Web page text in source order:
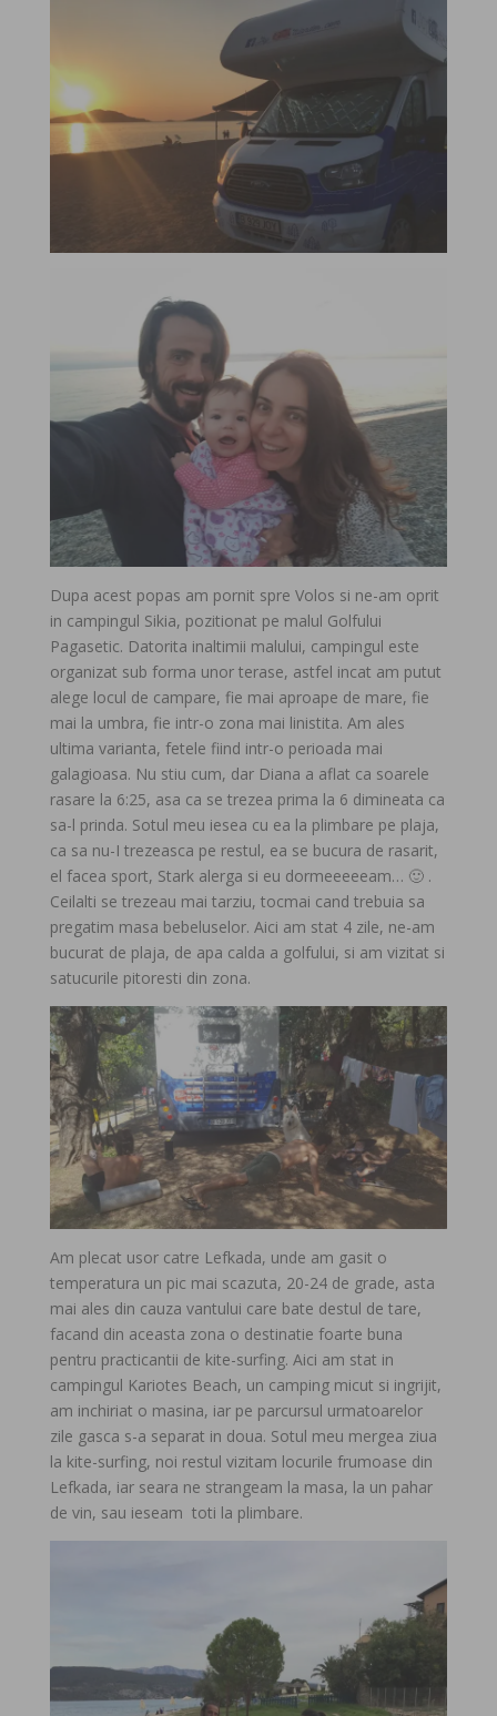
Dupa acest popas am pornit spre Volos si ne-am oprit
in campingul Sikia, pozitionat pe malul Golfului
Pagasetic. Datorita inaltimii malului, campingul este
organizat sub forma unor terase, astfel incat am putut
alege locul de campare, fie mai aproape de mare, fie
mai la umbra, fie intr-o zona mai linistita. Am ales
ultima varianta, fetele fiind intr-o perioada mai
galagioasa. Nu stiu cum, dar Diana a aflat ca soarele
rasare la 6:25, asa ca se trezea prima la 6 dimineata ca
sa-l prinda. Sotul meu iesea cu ea la plimbare pe plaja,
ca sa nu-I trezeasca pe restul, ea se bucura de rasarit,
el facea sport, Stark alerga si eu dormeeeeeam… 🙂 .
Ceilalti se trezeau mai tarziu, tocmai cand trebuia sa
pregatim masa bebeluselor. Aici am stat 4 zile, ne-am
bucurat de plaja, de apa calda a golfului, si am vizitat si
satucurile pitoresti din zona.
Am plecat usor catre Lefkada, unde am gasit o
temperatura un pic mai scazuta, 20-24 de grade, asta
mai ales din cauza vantului care bate destul de tare,
facand din aceasta zona o destinatie foarte buna
pentru practicantii de kite-surfing. Aici am stat in
campingul Kariotes Beach, un camping micut si ingrijit,
am inchiriat o masina, iar pe parcursul urmatoarelor
zile gasca s-a separat in doua. Sotul meu mergea ziua
la kite-surfing, noi restul vizitam locurile frumoase din
Lefkada, iar seara ne strangeam la masa, la un pahar
de vin, sau ieseam toti la plimbare.